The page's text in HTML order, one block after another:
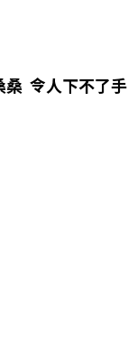
桑 令人下不了手